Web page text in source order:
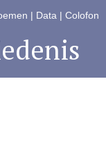
| Data | Colofon